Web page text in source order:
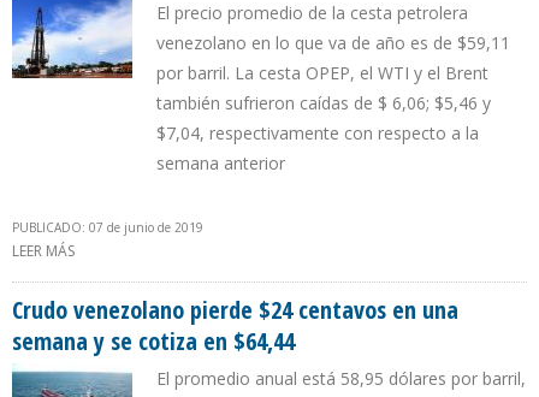
El precio promedio de la cesta petrolera
venezolano en lo que va de año es de $59,11
por barril. La cesta OPEP, el WTI y el Brent
también sufrieron caídas de $ 6,06; $5,46 y
$7,04, respectivamente con respecto a la
semana anterior
PUBLICADO: 07 de junio de 2019
LEER MÁS
Crudo venezolano pierde $24 centavos en una
semana y se cotiza en $64,44
El promedio anual está 58,95 dólares por barril,